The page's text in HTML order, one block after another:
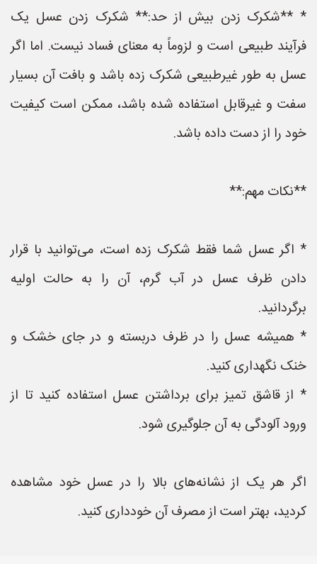
* **شکرک زدن بیش از حد:** شکرک زدن عسل یک
فرآیند طبیعی است و لزوماً به معنای فساد نیست. اما اگر
عسل به طور غیرطبیعی شکرک زده باشد و بافت آن بسیار
سفت و غیرقابل استفاده شده باشد، ممکن است کیفیت
خود را از دست داده باشد.
**نکات مهم:**
* اگر عسل شما فقط شکرک زده است، می‌توانید با قرار
دادن ظرف عسل در آب گرم، آن را به حالت اولیه
برگردانید.
* همیشه عسل را در ظرف دربسته و در جای خشک و
خنک نگهداری کنید.
* از قاشق تمیز برای برداشتن عسل استفاده کنید تا از
ورود آلودگی به آن جلوگیری شود.
اگر هر یک از نشانه‌های بالا را در عسل خود مشاهده
کردید، بهتر است از مصرف آن خودداری کنید.